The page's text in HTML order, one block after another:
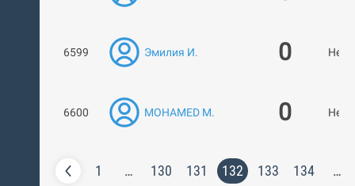
6599 Эмилия И. 0 Нет
6600 MOHAMED M. 0 Нет
1 … 130 131 132 133 134 …